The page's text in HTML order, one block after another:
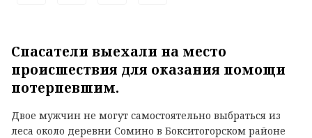
Спасатели выехали на место
происшествия для оказания помощи
потерпевшим.
Двое мужчин не могут самостоятельно выбраться из
леса около деревни Сомино в Бокситогорском районе